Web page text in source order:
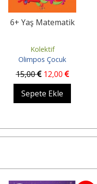
6+ Yaş Matematik
Kolektif
Olimpos Çocuk
15,00 12,00
Sepete Ekle